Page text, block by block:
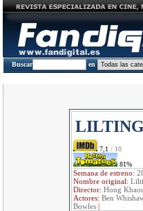
Buscar en
LILTING
7,1 / 10
81%
Semana de estreno:
Nombre original:
Director: Hong
Actores: Ben
Bowles|